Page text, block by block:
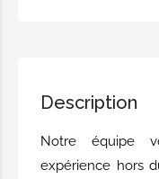
Description
Notre équipe
expérience hors